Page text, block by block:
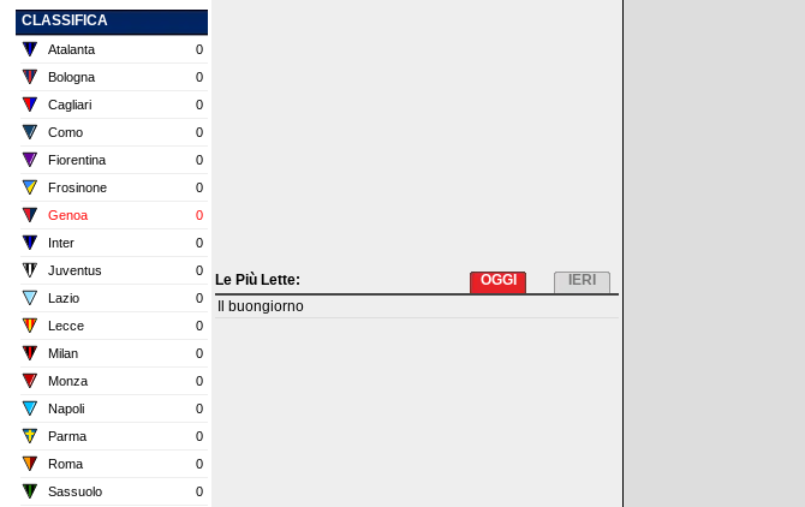
CLASSIFICA
Atalanta
0
Bologna
0
Cagliari
0
Como
0
Fiorentina
0
Frosinone
0
Genoa
0
Inter
0
Juventus
0
Lazio
0
Lecce
0
Milan
0
Monza
0
Napoli
0
Parma
0
Roma
0
Sassuolo
0
Le Più Lette: IERI
OGGI
Il buongiorno